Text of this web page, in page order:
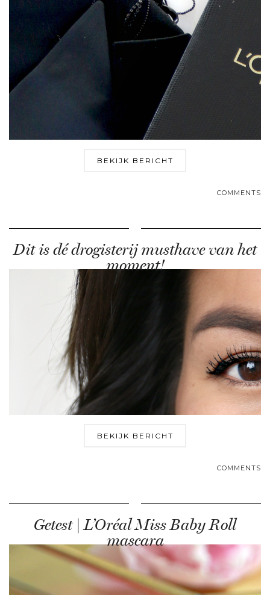
BEKIJK BERICHT
COMMENTS
Dit is dé drogisterij musthave van het
moment!
BEKIJK BERICHT
COMMENTS
Getest | L’Oréal Miss Baby Roll
mascara